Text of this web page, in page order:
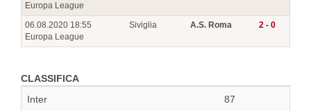
Europa League
06.08.2020 18:55
Europa League
Siviglia A.S. Roma 2 - 0
CLASSIFICA
Inter
87